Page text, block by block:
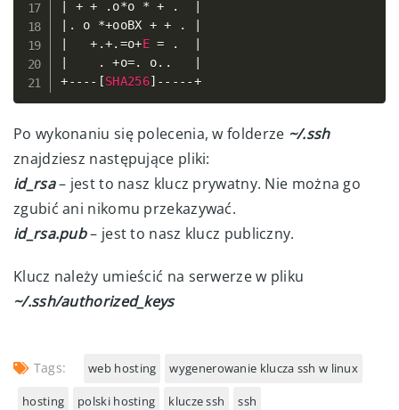
+ + . o*o * + .
. o *+ooBX + + .
+ .+.=o+E = .
. +o=. o. .
+-- -- [SHA256] -- -- -+
Po wykonaniu się polecenia, w folderze ~/.ssh
znajdziesz następujące pliki:
id_rsa– jest to nasz klucz prywatny. Nie można go
zgubić ani nikomu przekazywać.
id_rsa.pub– jest to nasz klucz publiczny.
Klucz należy umieścić na serwerze w pliku
~/.ssh/authorized_keys
Tags: web hosting wygenerowanie klucza ssh w linux
hosting polski hosting klucze ssh ssh